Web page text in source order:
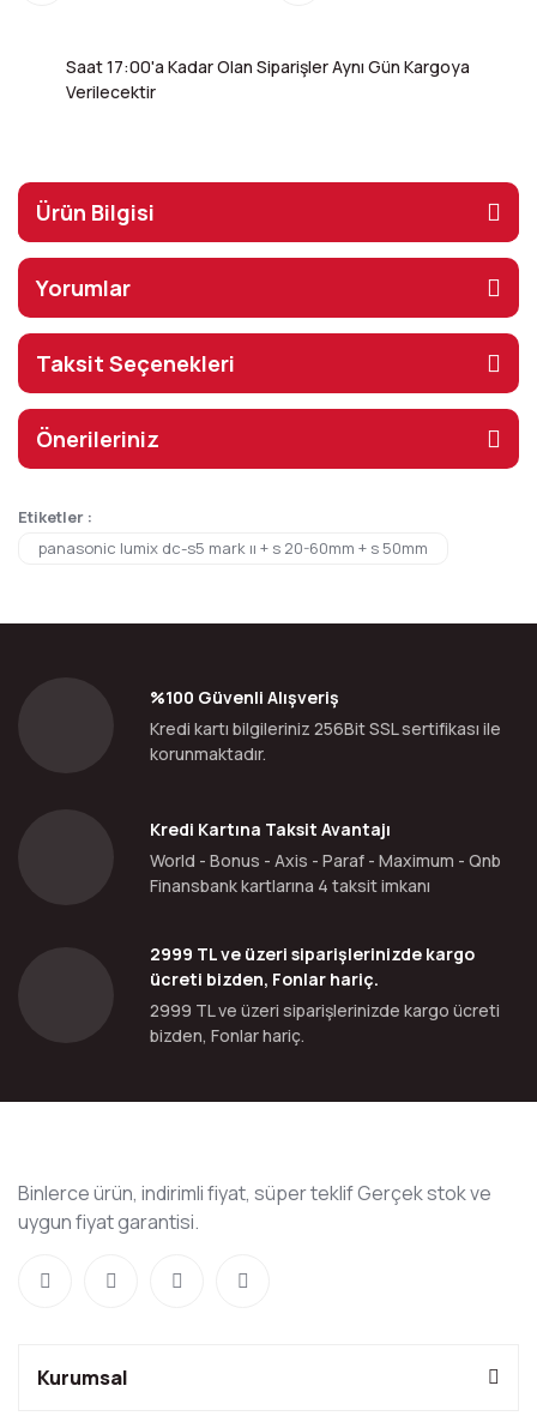
Saat 17:00'a Kadar Olan Siparişler Aynı Gün Kargoya
Verilecektir
Ürün Bilgisi
Yorumlar
Taksit Seçenekleri
Önerileriniz
Etiketler :
panasonic lumix dc-s5 mark ıı + s 20-60mm + s 50mm
%100 Güvenli Alışveriş
Kredi kartı bilgileriniz 256Bit SSL sertifikası ile
korunmaktadır.
Kredi Kartına Taksit Avantajı
World - Bonus - Axis - Paraf - Maximum - Qnb
Finansbank kartlarına 4 taksit imkanı
2999 TL ve üzeri siparişlerinizde kargo
ücreti bizden, Fonlar hariç.
2999 TL ve üzeri siparişlerinizde kargo ücreti
bizden, Fonlar hariç.
Binlerce ürün, indirimli fiyat, süper teklif Gerçek stok ve
uygun fiyat garantisi.
Kurumsal